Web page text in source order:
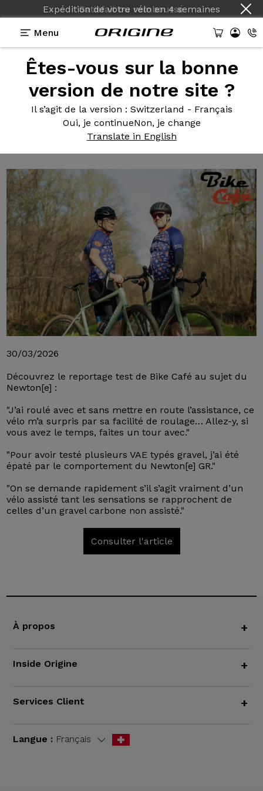
Expédition de votre véloen4 semaines
Menu
Êtes-vous sur la bonne
version de notre site ?
Il s’agit de la version : Switzerland - Français
Oui, je continueNon, je change
Translate in English
Tests des vélos Origine>Newton[e] : un VAE qui
Newton[e] :un VAE
qui défie la gravité
30/03/2026
Découvrez le reportage test de Bike Café au sujet du
Newton[e] :
"J’ai roulé avec et sans mettre en route l’assistance, ce
vélo m’a surpris par sa facilité de roulage… Allez-y, si
vous avez le temps, faites un tour avec."
"Pour avoir testé plusieurs VAE typés gravel, j’ai été
épaté par le comportement du Newton[e] GR."
"On se demande rapidement s’il s’agit vraiment d’un
vélo assisté tant les sensations se rapprochent de
celles d’un gravel carbone non assisté."
Consulter l'article
À propos +
Inside Origine +
Services Client +
Langue : Français